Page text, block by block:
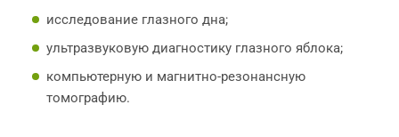
исследование глазного дна;
ультразвуковую диагностику глазного яблока;
компьютерную и магнитно-резонансную
томографию.